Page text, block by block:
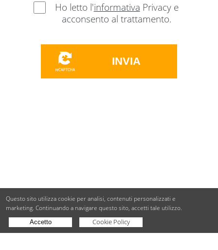
Ho letto l'informativa Privacy e
acconsento al trattamento.
INVIA
Copyright © BdueB Srl PI 07755110967 Privacy Utilizzo dei cookie
Questo sito utilizza cookie per analisi, contenuti personalizzati e
marketing. Continuando a navigare questo sito, accetti tale utilizzo.
Accetto Cookie Policy